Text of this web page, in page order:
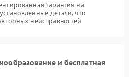
гарантия на
детали, что
неисправностей
и бесплатная